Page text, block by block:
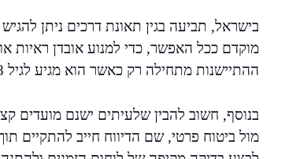
בישראל, תביעה בגין תאונת דרכים ניתן
מוקדם ככל האפשר, כדי למנוע אובדן ראיות
ההתיישנות מתחילה רק כאשר הוא מגיע לגיל 18.
בנוסף, חשוב להבין שלעיתים ישנם מועדים
מול ביטוח פרטי, שם הדיווח חייב להתקיים